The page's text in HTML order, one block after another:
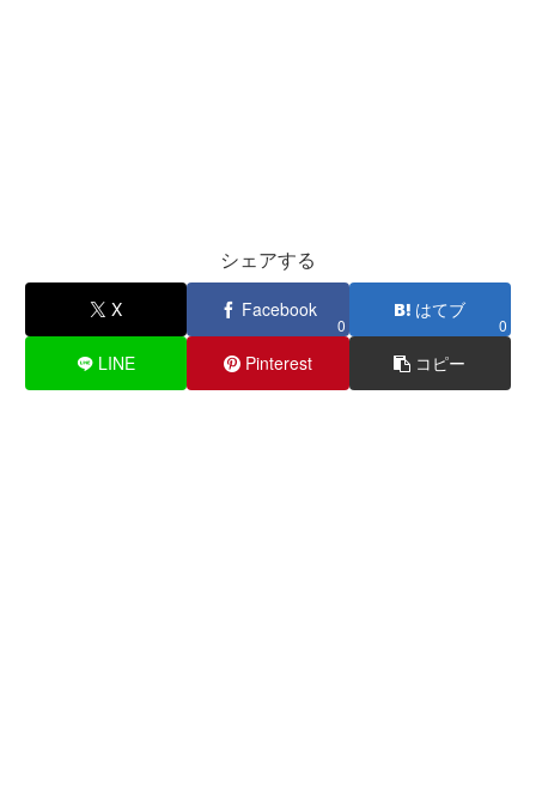
シェアする
X Facebook
0
はてブ
0
LINE Pinterest コピー